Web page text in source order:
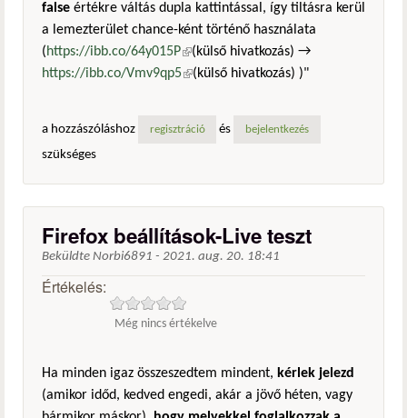
false értékre váltás dupla kattintással, így tiltásra kerül
a lemezterület chance-ként történő használata
(https://ibb.co/64y015P(külső hivatkozás)
(külső hivatkozás) →
https://ibb.co/Vmv9qp5(külső hivatkozás)
(külső hivatkozás) )"
a hozzászóláshoz regisztráció és bejelentkezés
szükséges
Firefox beállítások-Live teszt
Beküldte Norbi6891 - 2021. aug. 20. 18:41
Értékelés:
Még nincs értékelve
Ha minden igaz összeszedtem mindent, kérlek jelezd
(amikor időd, kedved engedi, akár a jövő héten, vagy